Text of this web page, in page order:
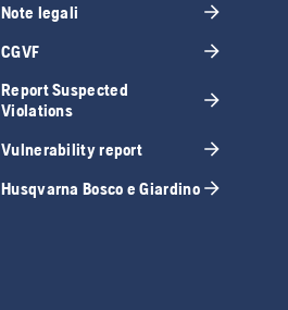
Note legali
CGVF
Report Suspected
Violations
Vulnerability report
Husqvarna Bosco e Giardino